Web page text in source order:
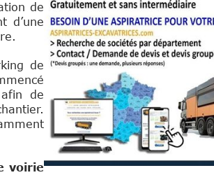
de
d’une
de
de
voirie